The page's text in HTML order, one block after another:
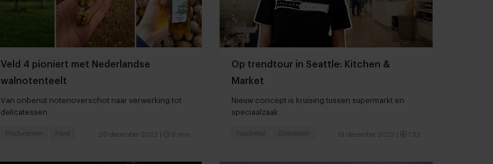
Veld 4 pioniert met Nederlandse
walnotenteelt
Van onbenut notenoverschot naar verwerking tot
delicatessen
20 december 2022 8 min
Producenten Food
Op trendtour in Seattle: Kitchen &
Market
Nieuw concept is kruising tussen supermarkt en
speciaalzaak
19 december 2022 1:52
Foodretail Concepten